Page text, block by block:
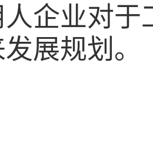
企业对于
展规划。